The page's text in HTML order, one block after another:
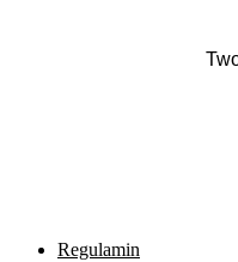
Regulamin